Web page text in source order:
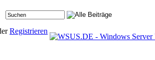
Registrieren